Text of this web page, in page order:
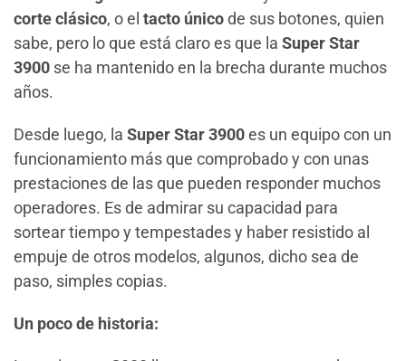
corte clásico, o el tacto únicode sus botones, quien
sabe, pero lo que está claro es que la Super Star
3900 se ha mantenido en la brecha durante muchos
años.
Desde luego, la Super Star 3900es un equipo con un
funcionamiento más que comprobado y con unas
prestaciones de las que pueden responder muchos
operadores. Es de admirar su capacidad para
sortear tiempo y tempestades y haber resistido al
empuje de otros modelos, algunos, dicho sea de
paso, simples copias.
Un poco de historia: